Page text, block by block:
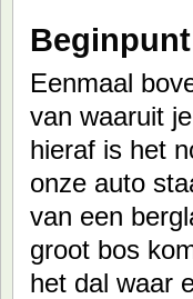
Beginpunt
Eenmaal
van waaruit
hieraf is het
onze auto
van een
groot bos
het dal waar